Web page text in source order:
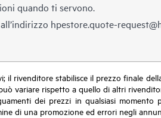
quando ti servono.
hpestore.quote-
il rivenditore stabilisce il prezzo finale
variare rispetto a quello di altri
dei prezzi in qualsiasi
di una promozione ed errori negli